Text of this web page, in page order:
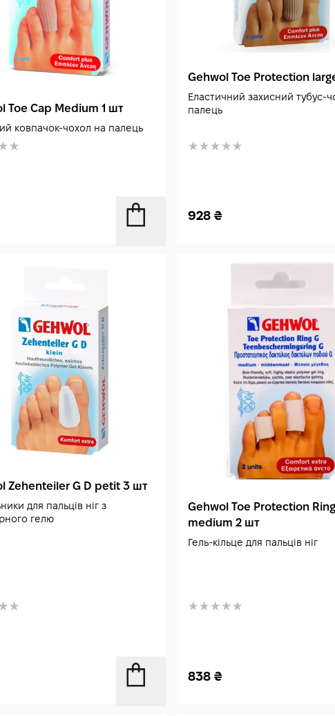
Toe Cap Medium 1 шт
ковпачок-чохол на палець
Gehwol Toe Protection
Еластичний захисний тубус-
палець
928 ₴
Zehenteiler G D petit 3 шт
для пальців ніг з
гелю
Gehwol Toe Protection
medium 2 шт
Гель-кільце для пальців ніг
838 ₴